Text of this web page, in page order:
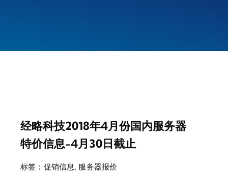
经略科技2018年4月份国内服务器
特价信息-4月30日截止
标签： 促销信息, 服务器报价